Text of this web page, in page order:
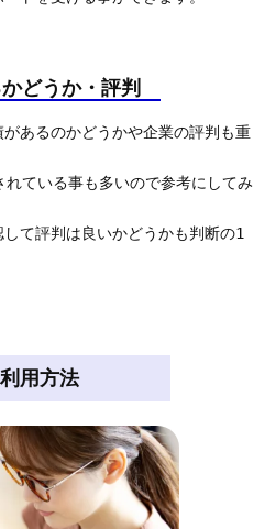
どうか・評判
あるのかどうかや企業の評判も重
れている事も多いので参考にしてみ
て評判は良いかどうかも判断の1
の利用方法